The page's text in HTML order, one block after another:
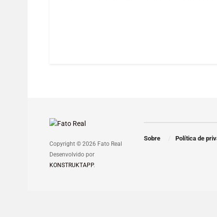
Copyright © 2026 Fato Real
Desenvolvido por
KONSTRUKTAPP.
Sobre Política de